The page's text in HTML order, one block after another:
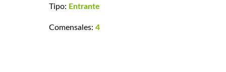
Tipo: Entrante
Comensales: 4